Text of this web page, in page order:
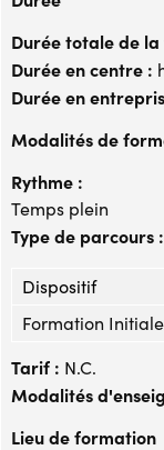
Durée totale de
Durée en centre :
Durée en
Modalités de
Rythme :
Temps plein
Type de parcours :
Dispositif
Formation Initiale
Tarif : N.C.
Modalités
Lieu de formation